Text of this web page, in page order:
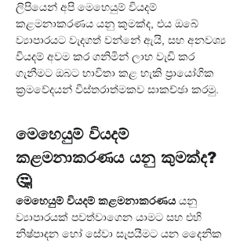
ලිපියෙන් අපි මෙහෙයුම් වියදම්
කළමනාකරණය යනු කුමක්ද, එය ඔබේ
ව්‍යාපාරයට වැදගත් වන්නේ ඇයි, සහ අනවශ්‍ය
වියදම් අවම කර ගනිමින් ලාභ වැඩි කර
ගැනීමට ඔබට භාවිතා කළ හැකි ප්‍රායෝගික
ක්‍රමවේදයන් විස්තරාත්මකව සාකච්ඡා කරමු.
මෙහෙයුම් වියදම්
කළමනාකරණය යනු කුමක්ද?
🤔
මෙහෙයුම් වියදම් කළමනාකරණය යනු
ව්‍යාපාරයක් පවත්වාගෙන යාමට සහ එහි
නිෂ්පාදන හෝ සේවා සැපයීමට යන දෛනික